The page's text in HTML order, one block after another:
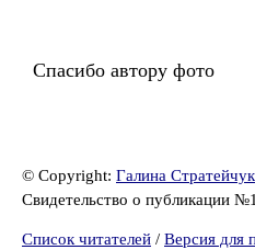
Спасибо автору фото
© Copyright: Галина Стратейчук
Свидетельство о публикации
Список читателей / Версия для